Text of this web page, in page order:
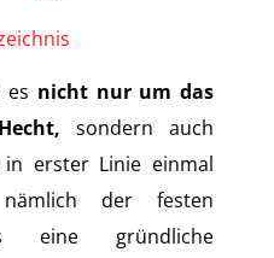
es nicht nur um das
sondern auch
erster Linie einmal
der festen
eine gründliche